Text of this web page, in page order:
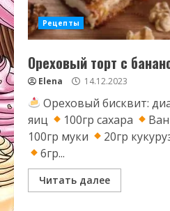
Рецепты
Ореховый торт с
Elena 14.12.2023
Ореховый бисквит:
яиц
100гр сахара
100гр муки
20гр
6гр...
Читать далее